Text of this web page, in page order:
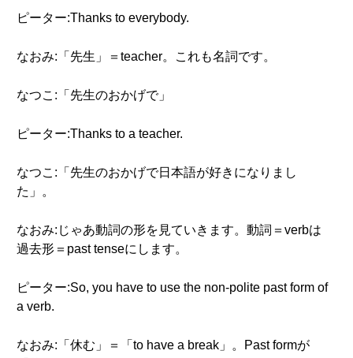
ピーター:Thanks to everybody.
なおみ:「先生」＝teacher。これも名詞です。
なつこ:「先生のおかげで」
ピーター:Thanks to a teacher.
なつこ:「先生のおかげで日本語が好きになりまし
た」。
なおみ:じゃあ動詞の形を見ていきます。動詞＝verbは
過去形＝past tenseにします。
ピーター:So, you have to use the non-polite past form of
a verb.
なおみ:「休む」＝「to have a break」。Past formが